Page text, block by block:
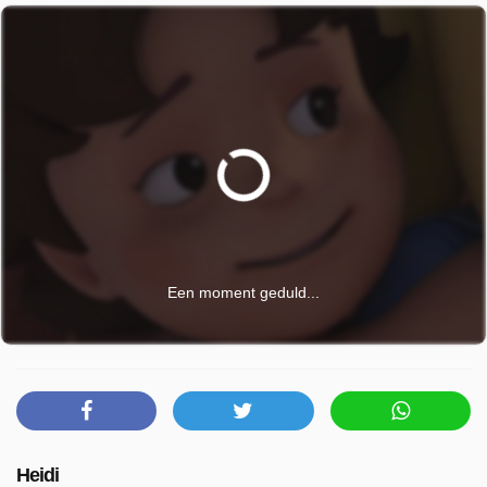
Een moment geduld...
Heidi